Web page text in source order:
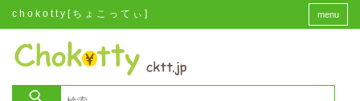
chokotty[ちょこってぃ] menu